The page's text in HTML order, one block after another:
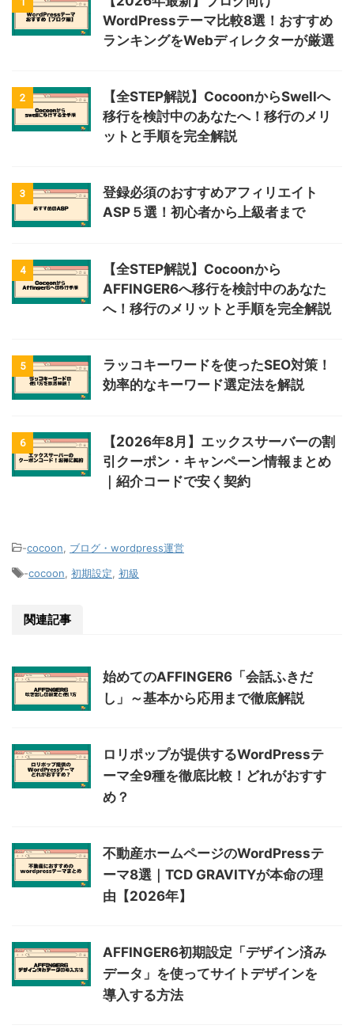
WordPressテーマ比較8選！おすすめ
ランキングをWebディレクターが厳選
2
【全STEP解説】CocoonからSwellへ
移行を検討中のあなたへ！移行のメリ
ットと手順を完全解説
3
登録必須のおすすめアフィリエイト
ASP５選！初心者から上級者まで
4
【全STEP解説】Cocoonから
AFFINGER6へ移行を検討中のあなた
へ！移行のメリットと手順を完全解説
5
ラッコキーワードを使ったSEO対策！
効率的なキーワード選定法を解説
6
【2026年8月】エックスサーバーの割
引クーポン・キャンペーン情報まとめ
｜紹介コードで安く契約
-cocoon
ブログ・wordpress運営
-cocoon 初期設定 初級
関連記事
始めてのAFFINGER6「会話ふきだ
し」～基本から応用まで徹底解説
ロリポップが提供するWordPressテ
ーマ全9種を徹底比較！どれがおすす
め？
不動産ホームページのWordPressテ
ーマ8選｜TCD GRAVITYが本命の理
由【2026年】
AFFINGER6初期設定「デザイン済み
データ」を使ってサイトデザインを
導入する方法